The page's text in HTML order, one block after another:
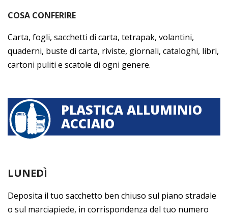
COSA CONFERIRE
Carta, fogli, sacchetti di carta, tetrapak, volantini,
quaderni, buste di carta, riviste, giornali, cataloghi, libri,
cartoni puliti e scatole di ogni genere.
PLASTICA ALLUMINIO
ACCIAIO
LUNEDÌ
Deposita il tuo sacchetto ben chiuso sul piano stradale
o sul marciapiede, in corrispondenza del tuo numero